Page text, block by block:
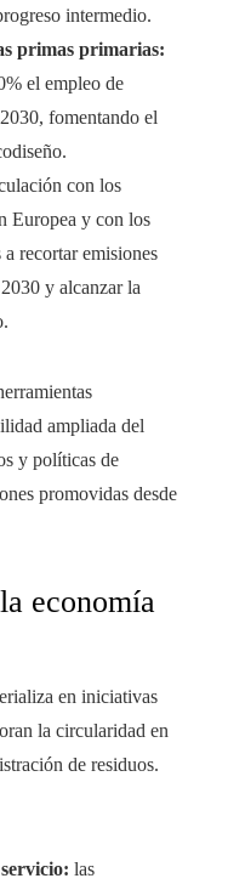
intermedio.
primas primarias:
el empleo de
fomentando el
con los
Europea y con los
recortar emisiones
y alcanzar la
ampliada del
y políticas de
promovidas desde
economía
en iniciativas
la circularidad en
de residuos.
las